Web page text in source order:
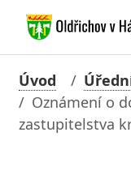
Úvod
Oznámení o
zastupitelstva